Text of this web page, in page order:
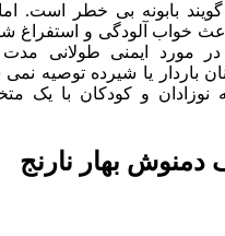
بابونه بی خطر است.
خواب آلودگی و استفراغ
در مورد ایمنی طولانی
باردار یا شیرده توصیه
نوزادان و کودکان با یک
بهار نارنج